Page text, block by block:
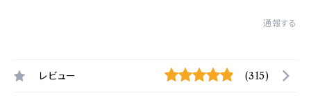
通報する
レビュー (315)